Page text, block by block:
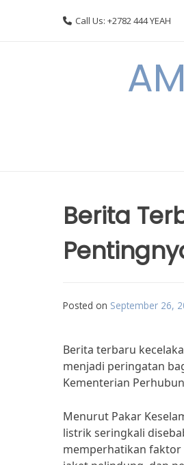
Call Us: +2782 444 YEAH
Berita
Posted on September 26,
Berita terbaru
menjadi peringatan
Kementerian
Menurut Pakar
listrik seringkali
memperhatikan faktor